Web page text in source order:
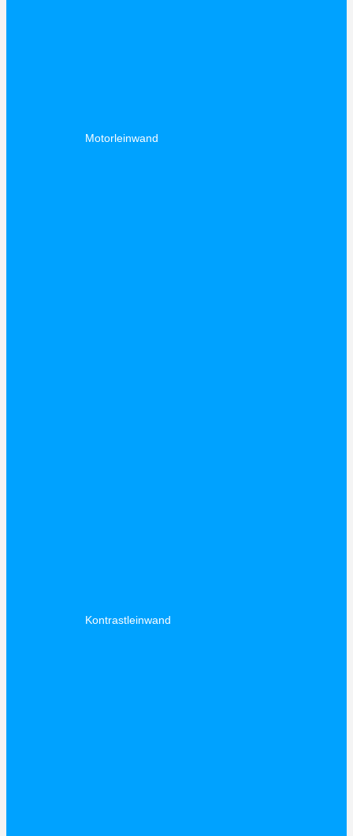
Motorleinwand
Kontrastleinwand